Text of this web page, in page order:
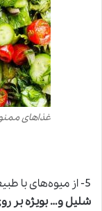
غذاهای
5- از میوه‌های با طبیعت سرد و تر مانند:
شلیل و… بویژه بر